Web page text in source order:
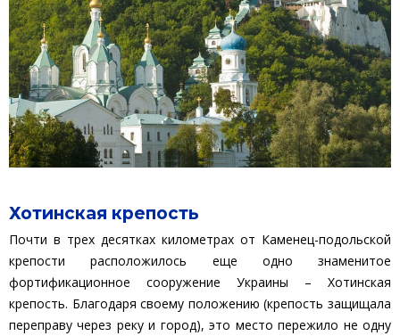
Хотинская крепость
Почти в трех десятках километрах от Каменец-подольской
крепости расположилось еще одно знаменитое
фортификационное сооружение Украины – Хотинская
крепость. Благодаря своему положению (крепость защищала
переправу через реку и город), это место пережило не одну